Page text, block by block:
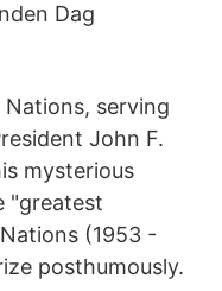
Dag
serving
John F.
mysterious
"greatest
(1953 -
posthumously.